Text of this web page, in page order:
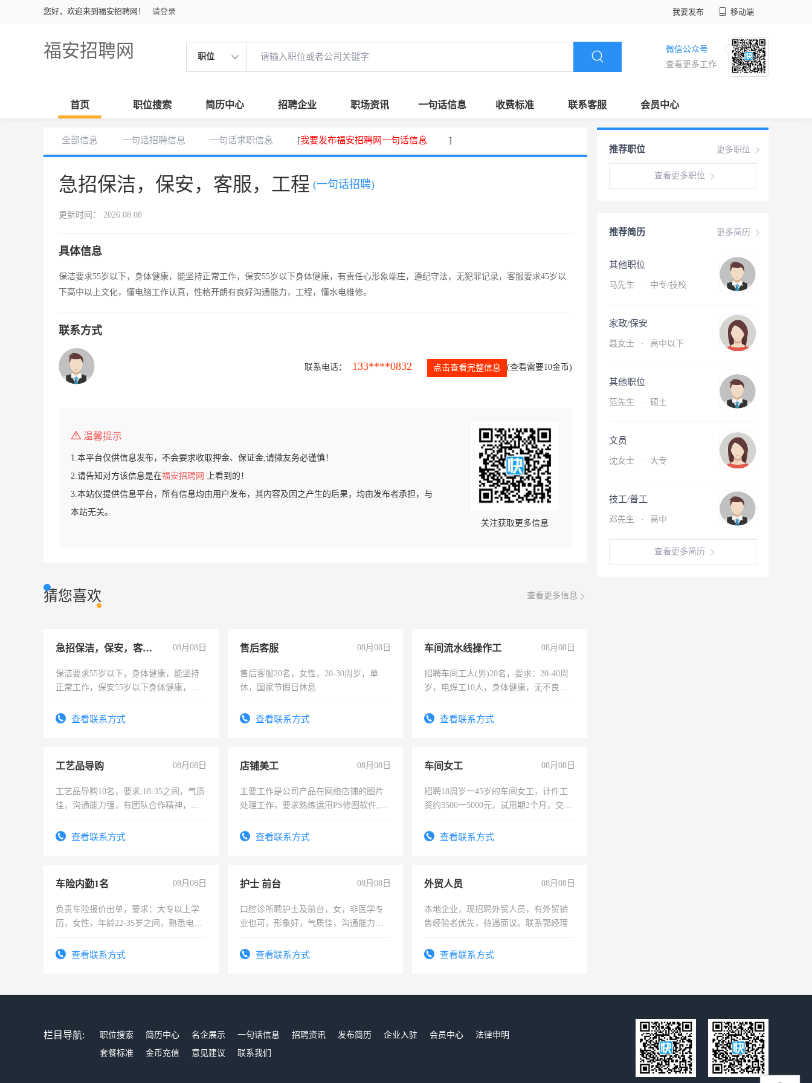
您好，欢迎来到福安招聘网！ 请登录 我要发布 移动端
福安招聘网 职位
微信公众号
查看更多工作
首页 职位搜索 简历中心 招聘企业 职场资讯 一句话信息 收费标准 联系客服 会员中心
全部信息 一句话招聘信息 一句话求职信息 [我要发布福安招聘网一句话信息 ]
急招保洁，保安，客服，工程 (一句话招聘)
更新时间： 2026.08.08
具体信息
保洁要求55岁以下，身体健康，能坚持正常工作，保安55岁以下身体健康，有责任心形象端庄，遵纪守法，无犯罪记录，客服要求45岁以
下高中以上文化，懂电脑工作认真，性格开朗有良好沟通能力，工程，懂水电维修。
联系方式
联系电话： 133****0832 点击查看完整信息 (查看需要10金币)
温馨提示
1.本平台仅供信息发布，不会要求收取押金、保证金,请微友务必谨慎！
2.请告知对方该信息是在福安招聘网
上看到的！
3.本站仅提供信息平台，所有信息均由用户发布，其内容及因之产生的后果，均由发布者承担，与
本站无关。
关注获取更多信息
猜您喜欢 查看更多信息
急招保洁，保安，客服，工程 08月08日
保洁要求55岁以下，身体健康，能坚持
正常工作，保安55岁以下身体健康，有
录，客服要求45岁以下高中以上文化，
查看联系方式
售后客服 08月08日
售后客服20名，女性，20-30周岁，单
休，国家节假日休息
查看联系方式
车间流水线操作工 08月08日
招聘车间工人(男)20名，要求：20-40周
岁，电焊工10人，身体健康，无不良嗜
宿，免费发放劳保用品，两班倒，每月
查看联系方式
工艺品导购 08月08日
工艺品导购10名，要求;18-35之间，气质
佳，沟通能力强，有团队合作精神，有
查看联系方式
店铺美工 08月08日
主要工作是公司产品在网络店铺的图片
处理工作，要求熟练运用PS修图软件,工
查看联系方式
车间女工 08月08日
招聘18周岁一45岁的车间女工，计件工
资约3500一5000元，试用期2个月，交五
查看联系方式
车险内勤1名 08月08日
负责车险报价出单，要求：大专以上学
历，女性，年龄22-35岁之间，熟悉电脑
试用期1-3个月，转正后交纳五险，
查看联系方式
护士 前台 08月08日
口腔诊所聘护士及前台，女，非医学专
业也可，形象好，气质佳，沟通能力
查看联系方式
外贸人员 08月08日
本地企业，现招聘外贸人员，有外贸销
售经验者优先，待遇面议。联系郭经理
查看联系方式
更多职位
推荐职位
查看更多职位
更多简历
推荐简历
其他职位
马先生 · 中专/技校
家政/保安
聂女士 · 高中以下
其他职位
范先生 · 硕士
文员
沈女士 · 大专
技工/普工
邓先生 · 高中
查看更多简历
栏目导航: 职位搜索 简历中心 名企展示 一句话信息 招聘资讯 发布简历 企业入驻 会员中心
法律申明
套餐标准
金币充值 意见建议 联系我们